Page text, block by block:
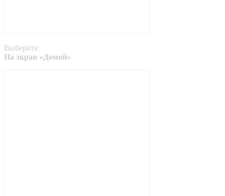
Выберите
На экран «Домой»